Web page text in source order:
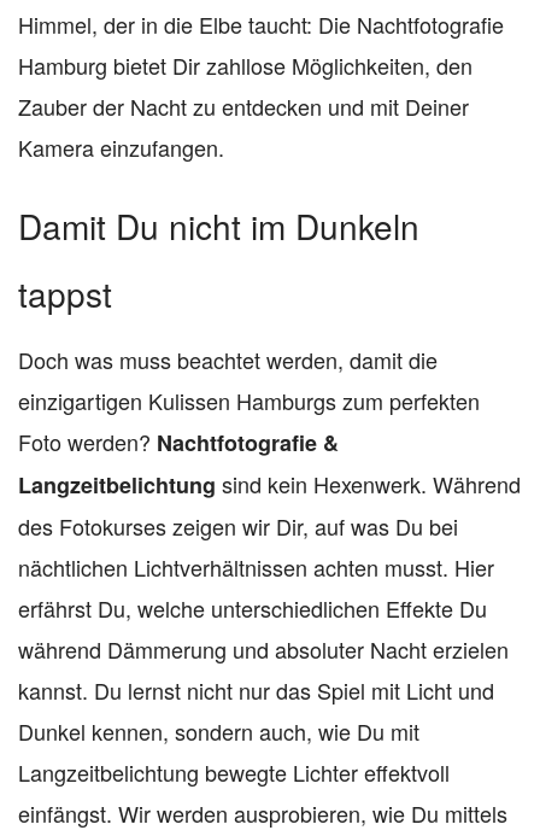
Himmel, der in die Elbe taucht: Die Nachtfotografie
Hamburg bietet Dir zahllose Möglichkeiten, den
Zauber der Nacht zu entdecken und mit Deiner
Kamera einzufangen.
Damit Du nicht im Dunkeln
tappst
Doch was muss beachtet werden, damit die
einzigartigen Kulissen Hamburgs zum perfekten
Foto werden? Nachtfotografie &
Langzeitbelichtung sind kein Hexenwerk. Während
des Fotokurses zeigen wir Dir, auf was Du bei
nächtlichen Lichtverhältnissen achten musst. Hier
erfährst Du, welche unterschiedlichen Effekte Du
während Dämmerung und absoluter Nacht erzielen
kannst. Du lernst nicht nur das Spiel mit Licht und
Dunkel kennen, sondern auch, wie Du mit
Langzeitbelichtung bewegte Lichter effektvoll
einfängst. Wir werden ausprobieren, wie Du mittels